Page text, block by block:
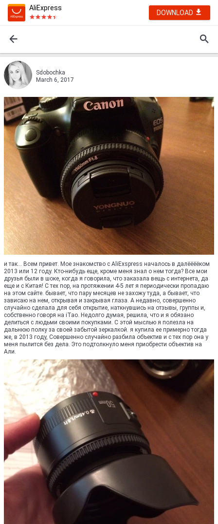
AliExpress
DOWNLOAD
Sdobochka
March 6, 2017
и так... Всем привет. Мое знакомство с AliExspress началось в далёёёёком
2013 или 12 году. Кто-нибудь еще, кроме меня знал о нем тогда? Все мои
друзья были в шоке, когда я говорила, что заказала вещь с интернета, да
еще и с Китая! С тех пор, на протяжении 4-5 лет я периодически пропадаю
на этом сайте. бывает, что пару месяцев не захожу туда, а бывает, что
зависаю на нем, открывая и закрывая глаза. А недавно, совершенно
случайно сделала для себя открытие, наткнувшись на отзывы, группы и,
собственно говоря на iTao. Недолго думая, решила, что и я обязано
делиться с людьми своими покупками. С этой мыслью я полезла на
дальнюю полку за своей забытой зеркалкой. я купила ее примерно тогда
же, в 2013 году, Совершенно случайно разбила объектив и с тех пор она у
меня пылится без дела. Это подтолкнуло меня приобрести объектив на
Али.